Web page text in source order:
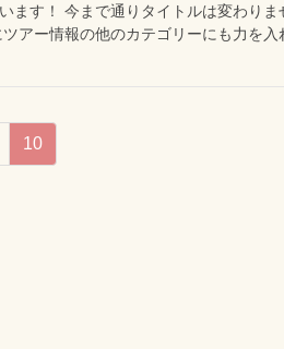
す！ 今まで通りタイトルは変わりま
アー情報の他のカテゴリーにも力を入
10